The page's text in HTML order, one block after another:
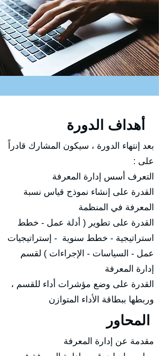
بعد إنتهاء الدورة ، سيكون المشارك قادراً
على :
التعرف أسس إدارة المعرفة
القدرة على إنشاء نموذج قياس نسبة
المعرفة في المنظمة
القدرة على تطوير ( أدلة عمل - خطط
استراتيجية - خطط سنوية - إستراتيجيات
عمل - السياسات - الإجراءات ) لقسم
إدارة المعرفة
القدرة على وضع مؤشرات أداء للقسم ،
وربطها ببطاقة الأداء المتوازن
مقدمة عن إدارة المعرفة